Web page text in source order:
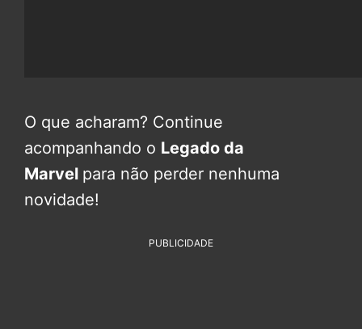
O que acharam? Continue
acompanhando o Legado da
Marvel para não perder nenhuma
novidade!
PUBLICIDADE